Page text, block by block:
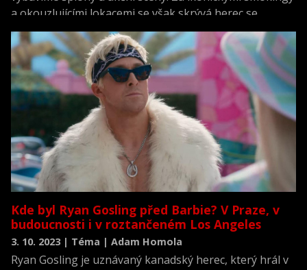
a okouzlujícími lokacemi se však skrývá herec se
značným rozsahem a hloubkou.
Kde byl Ryan Gosling před Barbie? V Praze, v
budoucnosti i v roztančeném Los Angeles
3. 10. 2023 | Téma | Adam Homola
Ryan Gosling je uznávaný kanadský herec, který hrál v